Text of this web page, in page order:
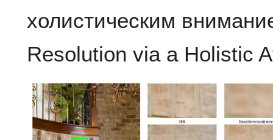
холистическим
Resolution via a Holistic